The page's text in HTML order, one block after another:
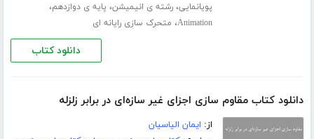
پویانمایی،رشته ی انیمیشن، پایه ی دوازدهم،
Animation، متحرک سازی رایانه ای
دانلود کتاب
دانلود کتاب مقاوم سازی اجزای غیر سازه‌ای در برابر زلزله
از: ایمان الیاسیان